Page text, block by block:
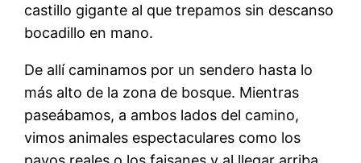
castillo gigante al que trepamos sin descanso
bocadillo en mano.
De allí caminamos por un sendero hasta lo
más alto de la zona de bosque. Mientras
paseábamos, a ambos lados del camino,
vimos animales espectaculares como los